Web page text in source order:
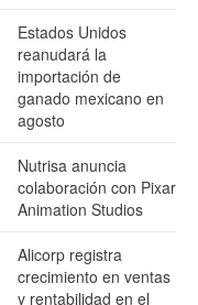
Estados Unidos
reanudará la
importación de
ganado mexicano en
agosto
Nutrisa anuncia
colaboración con Pixar
Animation Studios
Alicorp registra
crecimiento en ventas
y rentabilidad en el